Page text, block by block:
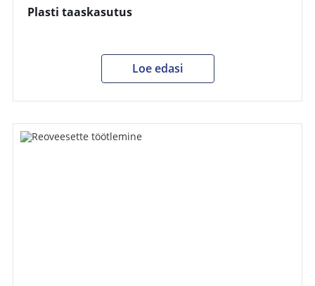
Plasti taaskasutus
Loe edasi